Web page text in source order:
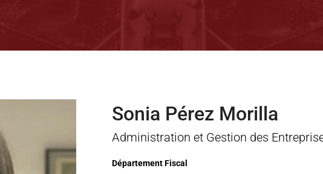
Sonia Pérez Morilla
Administration et Gestion des
Département Fiscal